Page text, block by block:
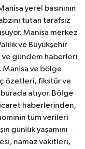
yerel basınının
tutan tarafsız
Manisa merkez
ve Büyükşehir
ve gündem haberleri
Manisa ve bölge
özetleri, fikstür ve
atıyor. Bölge
haberlerinden,
tüm verileri
günlük yaşamını
namaz vakitleri,